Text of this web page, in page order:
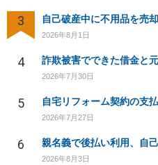
3 自己破産中に不用品を売
2026年8月1日
4 詐欺被害でできた借金と
2026年7月30日
5 自宅リフォーム契約の支
2026年7月27日
6 親名義で後払い利用、自
2026年8月3日